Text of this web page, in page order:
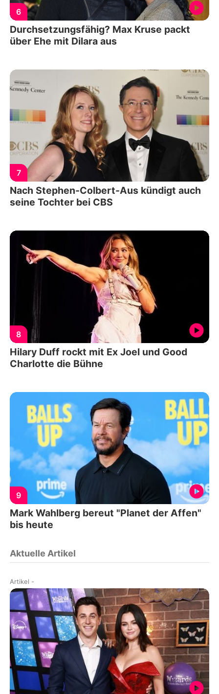
6
Durchsetzungsfähig? Max Kruse packt
über Ehe mit Dilara aus
7
Nach Stephen-Colbert-Aus kündigt auch
seine Tochter bei CBS
8
Hilary Duff rockt mit Ex Joel und Good
Charlotte die Bühne
9
Mark Wahlberg bereut "Planet der Affen"
bis heute
Aktuelle Artikel
Artikel -